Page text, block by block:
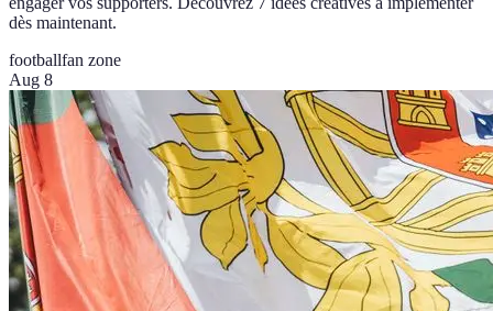
dès maintenant.
footballfan zone
Aug 8